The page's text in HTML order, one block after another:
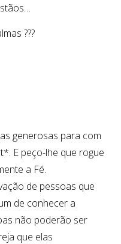
???
generosas para com
E peço-lhe que rogue
a Fé.
de pessoas que
de conhecer a
não poderão ser
que elas